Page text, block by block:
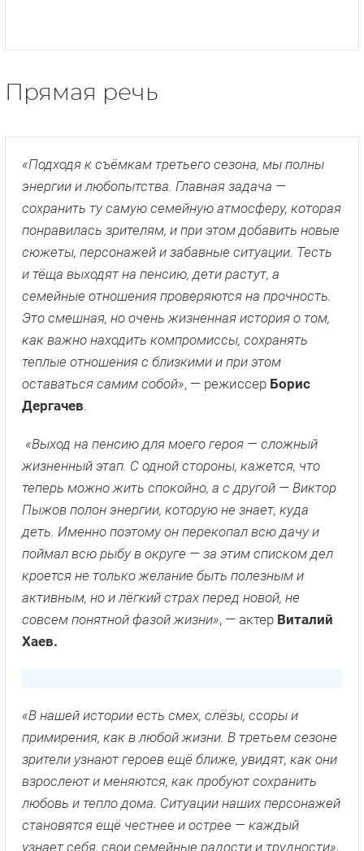
Прямая речь
«Подходя к съёмкам третьего сезона, мы полны
энергии и любопытства. Главная задача —
сохранить ту самую семейную атмосферу, которая
понравилась зрителям, и при этом добавить новые
сюжеты, персонажей и забавные ситуации. Тесть
и тёща выходят на пенсию, дети растут, а
семейные отношения проверяются на прочность.
Это смешная, но очень жизненная история о том,
как важно находить компромиссы, сохранять
теплые отношения с близкими и при этом
оставаться самим собой», — режиссер Борис
Дергачев.
«Выход на пенсию для моего героя — сложный
жизненный этап. С одной стороны, кажется, что
теперь можно жить спокойно, а с другой — Виктор
Пыжов полон энергии, которую не знает, куда
деть. Именно поэтому он перекопал всю дачу и
поймал всю рыбу в округе — за этим списком дел
кроется не только желание быть полезным и
активным, но и лёгкий страх перед новой, не
совсем понятной фазой жизни», — актер Виталий
Хаев.
«В нашей истории есть смех, слёзы, ссоры и
примирения, как в любой жизни. В третьем сезоне
зрители узнают героев ещё ближе, увидят, как они
взрослеют и меняются, как пробуют сохранить
любовь и тепло дома. Ситуации наших персонажей
становятся ещё честнее и острее — каждый
узнает себя, свои семейные радости и трудности»,